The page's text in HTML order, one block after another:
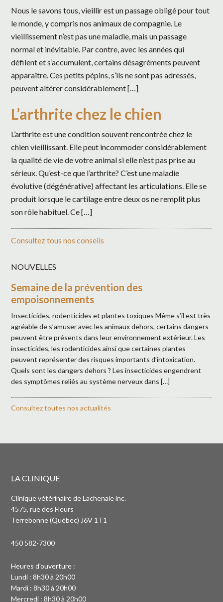
Nous le savons tous, vieillir est un passage obligé pour tout
le monde, y compris nos animaux de compagnie. Le
vieillissement n’est pas une maladie, mais un passage
normal et inévitable. Par contre, avec les années qui
défilent et s’accumulent, certains désagréments peuvent
apparaître. Ces petits pépins, s’ils ne sont pas adressés,
peuvent altérer considérablement […]
L’arthrite chez le chien
L’arthrite est une condition souvent rencontrée chez le
chien vieillissant. Elle peut incommoder considérablement
la qualité de vie de votre animal si elle n’est pas prise au
sérieux. Qu’est-ce que l’arthrite? C’est une maladie
évolutive (dégénérative) affectant les articulations. Elle se
produit lorsque le cartilage entre deux os ne remplit plus
son rôle habituel. Ce […]
Consultez tous nos conseils
NOUVELLES
Semaine de la prévention des
empoisonnements
Insecticides, rodenticides et plantes toxiques Même s’il est très
agréable de s’amuser avec les animaux dehors, certains dangers
peuvent être présents dans leur environnement extérieur. Les
insecticides, les rodenticides ainsi que certaines plantes
peuvent représenter des risques importants d’intoxication.
Quels sont les dangers dehors ? Les insecticides engendrent
des symptômes reliés au système nerveux dans […]
Consultez toutes nos actualités
LA CLINIQUE
Clinique vétérinaire de Lachenaie inc.
4575, rue des Fleurs
Terrebonne (Québec) J6V 1T1
450 582-7300
Heures d’ouverture :
Lundi : 8h30 à 20h00
Mardi : 8h30 à 20h00
Mercredi : 8h30 à 20h00